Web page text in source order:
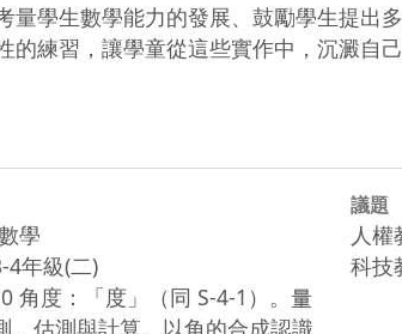
量學生數學能力的發展、鼓勵學生提出
學
4年級(二)
角度：「度」（同 S-4-1）。量
、估測與計算。以角的合成認識
議題
人權
科技